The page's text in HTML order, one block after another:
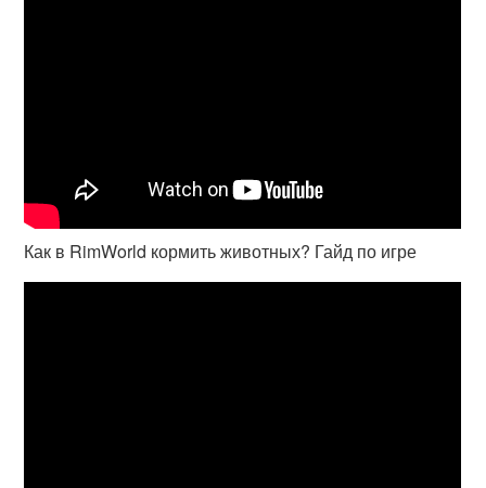
Как в RimWorld кормить животных? Гайд по игре